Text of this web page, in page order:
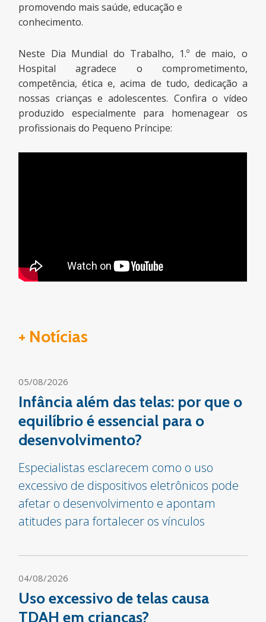
promovendo mais saúde, educação e
conhecimento.
Neste Dia Mundial do Trabalho, 1.º de maio, o
Hospital agradece o comprometimento,
competência, ética e, acima de tudo, dedicação a
nossas crianças e adolescentes. Confira o vídeo
produzido especialmente para homenagear os
profissionais do Pequeno Príncipe:
+ Notícias
05/08/2026
Infância além das telas: por que o
equilíbrio é essencial para o
desenvolvimento?
Especialistas esclarecem como o uso
excessivo de dispositivos eletrônicos pode
afetar o desenvolvimento e apontam
atitudes para fortalecer os vínculos
04/08/2026
Uso excessivo de telas causa
TDAH em crianças?